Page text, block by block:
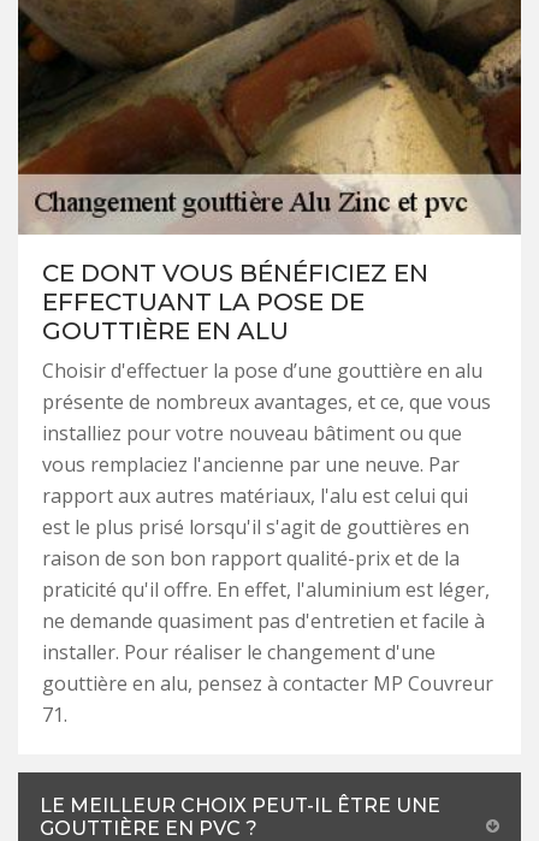
CE DONT VOUS BÉNÉFICIEZ EN
EFFECTUANT LA POSE DE
GOUTTIÈRE EN ALU
Choisir d'effectuer la pose d’une gouttière en alu
présente de nombreux avantages, et ce, que vous
installiez pour votre nouveau bâtiment ou que
vous remplaciez l'ancienne par une neuve. Par
rapport aux autres matériaux, l'alu est celui qui
est le plus prisé lorsqu'il s'agit de gouttières en
raison de son bon rapport qualité-prix et de la
praticité qu'il offre. En effet, l'aluminium est léger,
ne demande quasiment pas d'entretien et facile à
installer. Pour réaliser le changement d'une
gouttière en alu, pensez à contacter MP Couvreur
71.
LE MEILLEUR CHOIX PEUT-IL ÊTRE UNE
GOUTTIÈRE EN PVC ?